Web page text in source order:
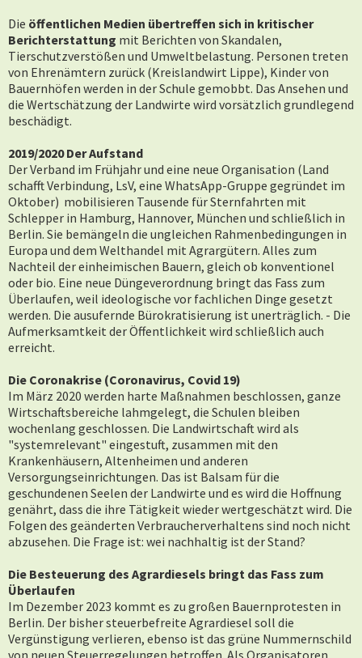
Die öffentlichen Medien übertreffen sich in kritischer
Berichterstattung mit Berichten von Skandalen,
Tierschutzverstößen und Umweltbelastung. Personen treten
von Ehrenämtern zurück (Kreislandwirt Lippe), Kinder von
Bauernhöfen werden in der Schule gemobbt. Das Ansehen und
die Wertschätzung der Landwirte wird vorsätzlich grundlegend
beschädigt.
2019/2020 Der Aufstand
Der Verband im Frühjahr und eine neue Organisation (Land
schafft Verbindung, LsV, eine WhatsApp-Gruppe gegründet im
Oktober) mobilisieren Tausende für Sternfahrten mit
Schlepper in Hamburg, Hannover, München und schließlich in
Berlin. Sie bemängeln die ungleichen Rahmenbedingungen in
Europa und dem Welthandel mit Agrargütern. Alles zum
Nachteil der einheimischen Bauern, gleich ob konventionel
oder bio. Eine neue Düngeverordnung bringt das Fass zum
Überlaufen, weil ideologische vor fachlichen Dinge gesetzt
werden. Die ausufernde Bürokratisierung ist unerträglich. - Die
Aufmerksamtkeit der Öffentlichkeit wird schließlich auch
erreicht.
Die Coronakrise (Coronavirus, Covid 19)
Im März 2020 werden harte Maßnahmen beschlossen, ganze
Wirtschaftsbereiche lahmgelegt, die Schulen bleiben
wochenlang geschlossen. Die Landwirtschaft wird als
"systemrelevant" eingestuft, zusammen mit den
Krankenhäusern, Altenheimen und anderen
Versorgungseinrichtungen. Das ist Balsam für die
geschundenen Seelen der Landwirte und es wird die Hoffnung
genährt, dass die ihre Tätigkeit wieder wertgeschätzt wird. Die
Folgen des geänderten Verbraucherverhaltens sind noch nicht
abzusehen. Die Frage ist: wei nachhaltig ist der Stand?
Die Besteuerung des Agrardiesels bringt das Fass zum
Überlaufen
Im Dezember 2023 kommt es zu großen Bauernprotesten in
Berlin. Der bisher steuerbefreite Agrardiesel soll die
Vergünstigung verlieren, ebenso ist das grüne Nummernschild
von neuen Steuerregelungen betroffen. Als Organisatoren